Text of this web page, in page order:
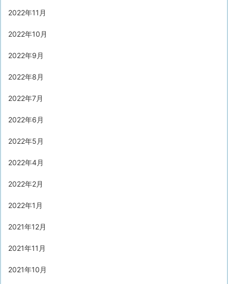
2022年11月
2022年10月
2022年9月
2022年8月
2022年7月
2022年6月
2022年5月
2022年4月
2022年2月
2022年1月
2021年12月
2021年11月
2021年10月